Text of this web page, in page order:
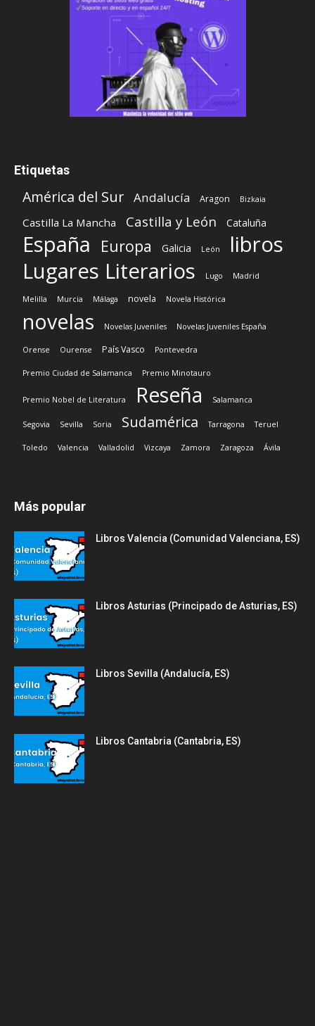
Etiquetas
América del Sur Andalucía Aragon Bizkaia
Castilla La Mancha Castilla y León Cataluña
España Europa Galicia León
libros
Lugares Literarios
Lugo Madrid
Melilla Murcia Málaga novela Novela Histórica
novelas Novelas Juveniles Novelas Juveniles España
Orense Ourense País Vasco Pontevedra
Premio Ciudad de Salamanca Premio Minotauro
Premio Nobel de Literatura Reseña Salamanca
Segovia Sevilla Soria Sudamérica Tarragona Teruel
Toledo Valencia Valladolid Vizcaya Zamora Zaragoza Ávila
Más popular
Libros Valencia (Comunidad Valenciana, ES)
Libros Asturias (Principado de Asturias, ES)
Libros Sevilla (Andalucía, ES)
Libros Cantabria (Cantabria, ES)